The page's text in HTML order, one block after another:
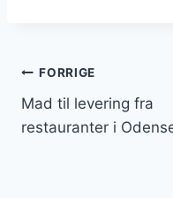
FORRIGE
Mad til levering fra
restauranter i